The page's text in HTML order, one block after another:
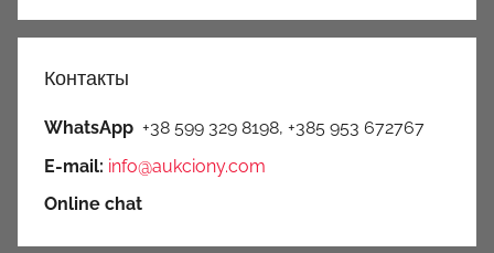
Контакты
WhatsApp +38 599 329 8198, +385 953 672767
E-mail: info@aukciony.com
Online chat